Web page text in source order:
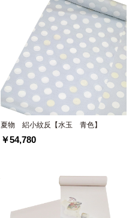
夏物 絽小紋反【水玉 青色】
￥54,780